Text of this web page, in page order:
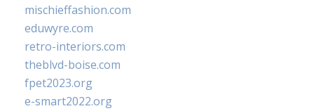
mischieffashion.com
eduwyre.com
retro-interiors.com
theblvd-boise.com
fpet2023.org
e-smart2022.org